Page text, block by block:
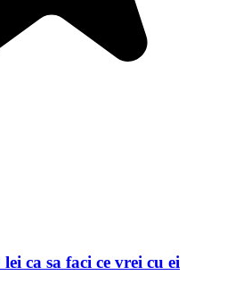
ca sa faci ce vrei cu ei